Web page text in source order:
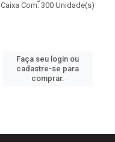
Caixa Com: 300 Unidade(s)
Faça seu login ou
cadastre-se para
comprar.